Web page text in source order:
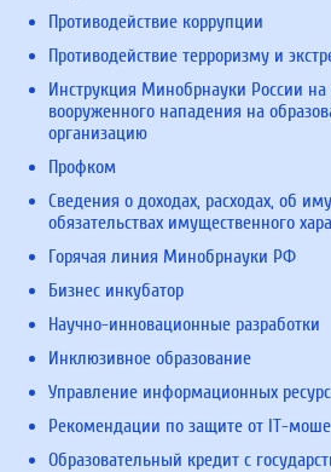
Противодействие коррупции
Противодействие терроризму и
Инструкция Минобрнауки России на
вооруженного нападения на
организацию
Профком
Сведения о доходах, расходах, об
обязательствах имущественного
Горячая линия Минобрнауки РФ
Бизнес инкубатор
Научно-инновационные разработки
Инклюзивное образование
Управление информационных
Рекомендации по защите от IT-
Образовательный кредит с